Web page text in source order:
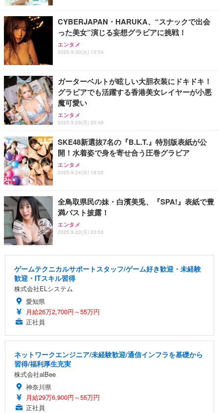
CYBERJAPAN・HARUKA、“スナックで出会
った美女”演じる妄想グラビアに挑戦！
エンタメ
2025.9.30(火) 13:54
ガーターベルトが眩しい大胆衣装にドキドキ！
グラビアでも活躍する香港美女レイヤーが小悪
魔可愛い
エンタメ
2025.9.29(月) 20:48
SKE48新選抜7名の『B.L.T.』特別版表紙が公
開！水着姿で身を寄せ合う圧巻グラビア
エンタメ
2025.9.24(水) 18:02
全鳥取県民の妹・白濱美兎、『SPA!』表紙で豊
満バスト披露！
エンタメ
2025.9.22(月) 20:53
ゲームテクニカルサポートスタッフ/ゲーム好き歓迎・未経験
歓迎・ITスキル習得
株式会社ELシステム
愛知県
月給26万2,700円～55万円
正社員
ネットワークエンジニア/未経験歓迎/通信インフラを基礎から
習得/福利厚生充実
株式会社alBee
神奈川県
月給29万6,900円～55万円
正社員